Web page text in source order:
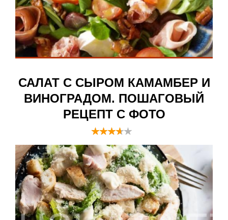
САЛАТ С СЫРОМ КАМАМБЕР И
ВИНОГРАДОМ. ПОШАГОВЫЙ
РЕЦЕПТ С ФОТО